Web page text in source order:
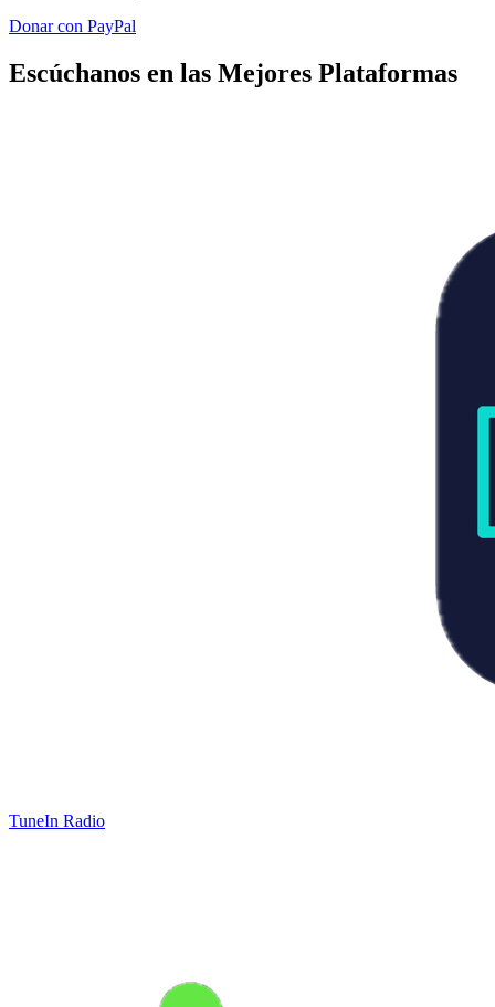
Donar con PayPal
Escúchanos en las Mejores Plataformas
TuneIn Radio